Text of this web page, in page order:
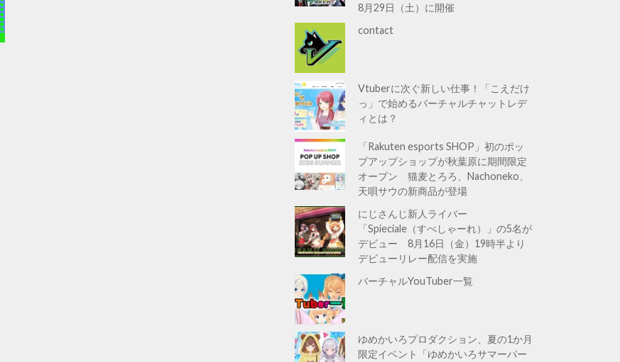
8月29日（土）に開催
contact
Vtuberに次ぐ新しい仕事！「こえだけ
っ」で始めるバーチャルチャットレデ
ィとは？
「Rakuten esports SHOP」初のポッ
プアップショップが秋葉原に期間限定
オープン 猫麦とろろ、Nachoneko、
天唄サウの新商品が登場
にじさんじ新人ライバー
「Spieciale（すぺしゃーれ）」の5名が
デビュー 8月16日（金）19時半より
デビューリレー配信を実施
バーチャルYouTuber一覧
ゆめかいろプロダクション、夏の1か月
限定イベント「ゆめかいろサマーパー